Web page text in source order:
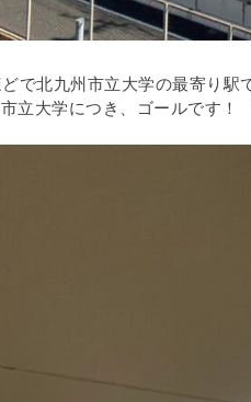
で北九州市立大学の最寄り
立大学につき、ゴールです